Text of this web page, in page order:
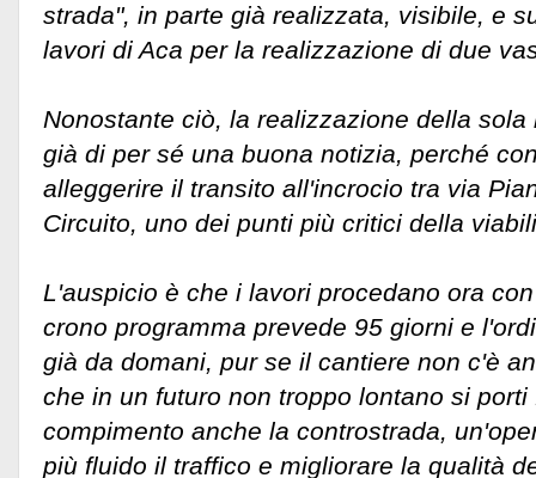
strada", in parte già realizzata, visibile, e
lavori di Aca per la realizzazione di due
Nonostante ciò, la realizzazione della
già di per sé una buona notizia, perché
alleggerire il transito all'incrocio tra via
Circuito, uno dei punti più critici della
L'auspicio è che i lavori procedano ora
crono programma prevede 95 giorni e
già da domani, pur se il cantiere non c'è
che in un futuro non troppo lontano si porti
compimento anche la controstrada,
più fluido il traffico e migliorare la qualità